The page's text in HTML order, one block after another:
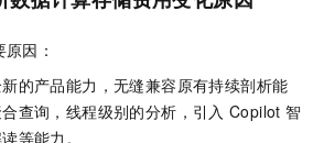
因：
的产品能力，无缝兼容原有持续剖析能
查询，线程级别的分析，引入 Copilot 智
等能力。